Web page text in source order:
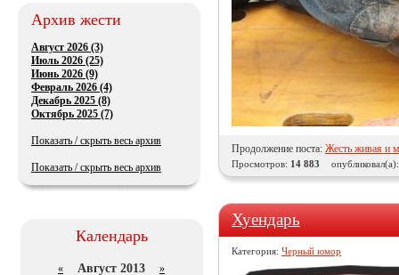
Продолжение поста: Жесть живая и
Просмотров: 14 883
Хуендарь
Категория: Черный юмор
Архив жести
Август 2026 (3)
Июль 2026 (25)
Июнь 2026 (9)
Февраль 2026 (4)
Декабрь 2025 (8)
Октябрь 2025 (7)
Показать / скрыть весь архив
Показать / скрыть весь архив
Календарь
« Август 2013 »